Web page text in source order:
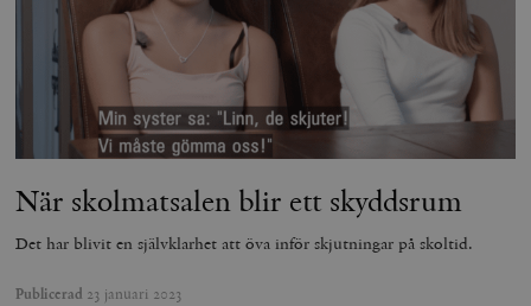
När skolmatsalen blir ett skyddsrum
Det har blivit en självklarhet att öva inför skjutningar på skoltid.
Publicerad 23 januari 2023